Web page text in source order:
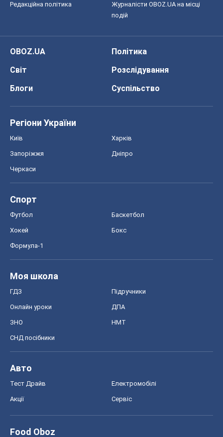
Редакційна політика
Журналісти OBOZ.UA на місці
подій
OBOZ.UA
Політика
Світ
Розслідування
Блоги
Суспільство
Регіони України
Київ Харків
Запоріжжя Дніпро
Черкаси
Спорт
Футбол Баскетбол
Хокей Бокс
Формула-1
Моя школа
ГДЗ Підручники
Онлайн уроки ДПА
ЗНО НМТ
СНД посібники
Авто
Тест Драйв Електромобілі
Акції Сервіс
Food Oboz